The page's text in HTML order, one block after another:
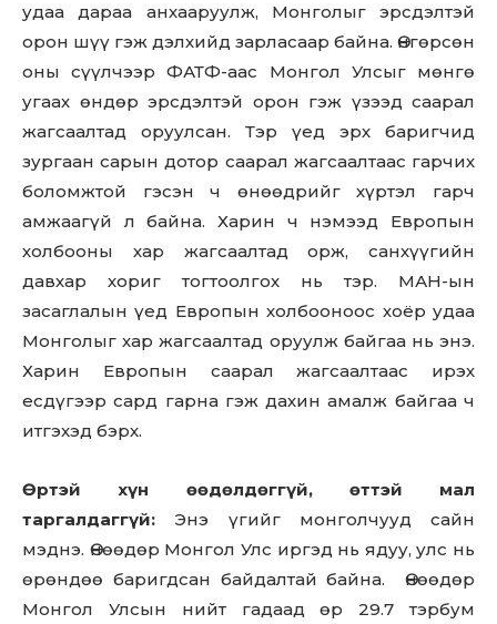
удаа дараа анхааруулж, Монголыг эрсдэлтэй
орон шүү гэж дэлхийд зарласаар байна. Өнгөрсөн
оны сүүлчээр ФАТФ-аас Монгол Улсыг мөнгө
угаах өндөр эрсдэлтэй орон гэж үзээд саарал
жагсаалтад оруулсан. Тэр үед эрх баригчид
зургаан сарын дотор саарал жагсаалтаас гарчих
боломжтой гэсэн ч өнөөдрийг хүртэл гарч
амжаагүй л байна. Харин ч нэмээд Европын
холбооны хар жагсаалтад орж, санхүүгийн
давхар хориг тогтоолгох нь тэр. МАН-ын
засаглалын үед Европын холбооноос хоёр удаа
Монголыг хар жагсаалтад оруулж байгаа нь энэ.
Харин Европын саарал жагсаалтаас ирэх
есдүгээр сард гарна гэж дахин амалж байгаа ч
итгэхэд бэрх.
Өртэй хүн өөдөлдөггүй, өттэй мал
таргалдаггүй: Энэ үгийг монголчууд сайн
мэднэ. Өнөөдөр Монгол Улс иргэд нь ядуу, улс нь
өрөндөө баригдсан байдалтай байна. Өнөөдөр
Монгол Улсын нийт гадаад өр 29.7 тэрбум